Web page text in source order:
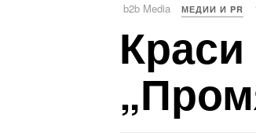
b2b Media МЕДИИ И PR